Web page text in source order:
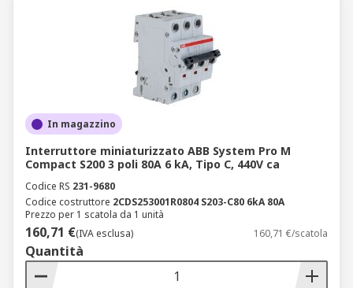
In magazzino
Interruttore miniaturizzato ABB System Pro M
Compact S200 3 poli 80A 6 kA, Tipo C, 440V ca
Codice RS 231-9680
Codice costruttore 2CDS253001R0804 S203-C80 6kA 80A
Prezzo per 1 scatola da 1 unità
160,71 €(IVA esclusa) 160,71 €/scatola
Quantità